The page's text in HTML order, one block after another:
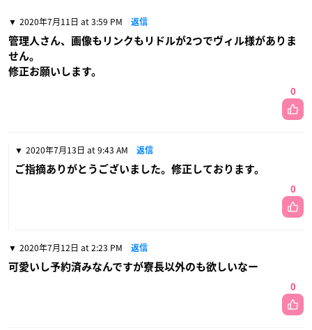
2020年7月11日 at 3:59 PM 返信
管理人さん、画像もリンクもリドルが2つでヴィル様がありま
せん。
修正お願いします。
0
2020年7月13日 at 9:43 AM 返信
ご指摘ありがとうございました。修正しております。
0
2020年7月12日 at 2:23 PM 返信
可愛いし予約済みなんですが寮長以外のも欲しいなー
0